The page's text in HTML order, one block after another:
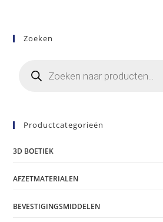
Zoeken
zoeken
Productcategorieën
3D BOETIEK
AFZETMATERIALEN
BEVESTIGINGSMIDDELEN